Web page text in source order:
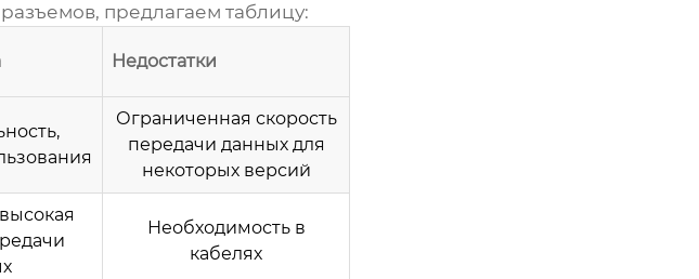
предлагаем таблицу:
Недостатки
Ограниченная скорость
передачи данных для
некоторых версий
Необходимость в
кабелях